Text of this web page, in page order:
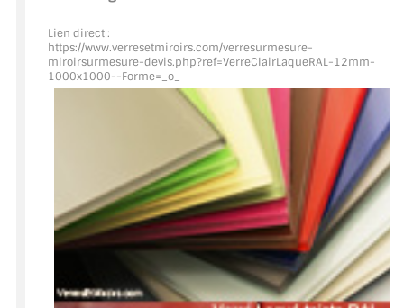
ACCESSOIRES & QUINCAILLERIE
CATALOGUE DE PROFILS ET FIXATION DU
LES FIXATIONS POUR MIROIR
LES PROFILS PAROI DE VERRE
VITRINE EN VERRE
CONNECTEURS ET ASSEMBLAGE DE VERRES
PLATS ET CORNIÈRES
Lien direct :
https://www.verresetmiroirs.com/verresurmesure-
miroirsurmesure-devis.php?ref=VerreClairLaqueRAL-12mm-
1000x1000--Forme=_o_